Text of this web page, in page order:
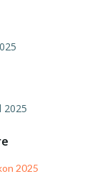
2025
2025